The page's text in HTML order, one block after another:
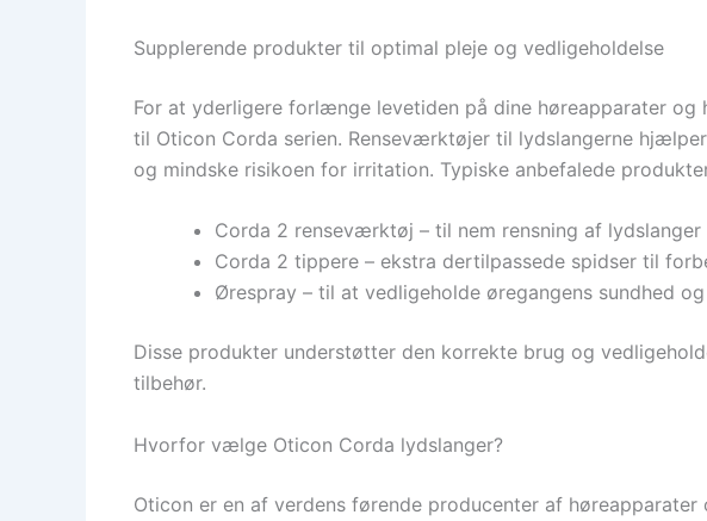
Supplerende produkter til optimal pleje og vedligeholdelse
For at yderligere forlænge levetiden på dine høreapparater
til Oticon Corda serien. Renseværktøjer til lydslangerne
og mindske risikoen for irritation. Typiske anbefalede
Corda 2 renseværktøj – til nem rensning af lydslanger
Corda 2 tippere – ekstra dertilpassede spidser til
Ørespray – til at vedligeholde øregangens sundhed
Disse produkter understøtter den korrekte brug og
tilbehør.
Hvorfor vælge Oticon Corda lydslanger?
Oticon er en af verdens førende producenter af